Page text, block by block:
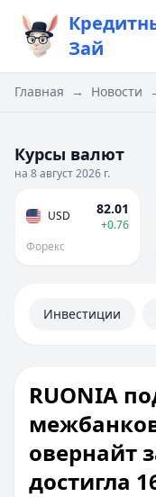
Зай
Главная → Новости
Курсы валют
на 8 август 2026 г.
USD 82.01
+0.76
Форекс
Инвестиции
RUONIA
овернайт
достигла